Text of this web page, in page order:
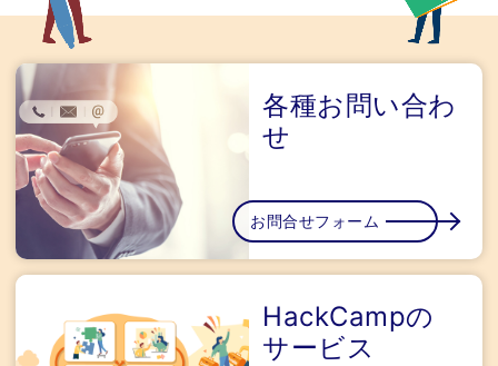
各種お問い合わ
せ
お問合せフォーム
HackCampの
サービス